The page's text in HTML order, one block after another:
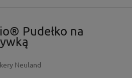
Pudełko na
Neuland